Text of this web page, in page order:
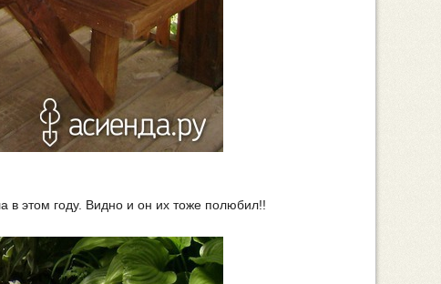
в этом году. Видно и он их тоже полюбил!!